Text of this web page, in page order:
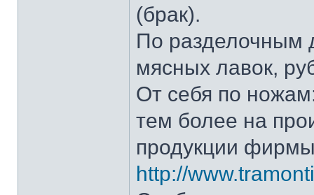
(брак).
По разделочным
мясных лавок,
От себя по
тем более на
продукции
http://